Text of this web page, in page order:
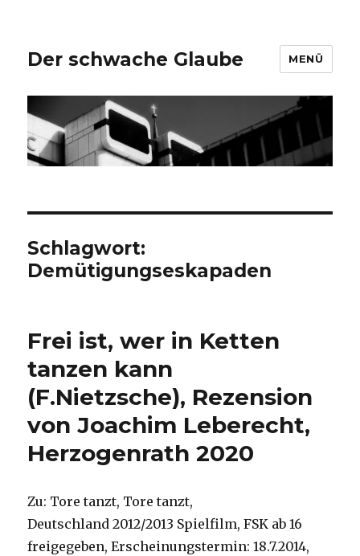
Der schwache Glaube MENÜ
Schlagwort:
Demütigungseskapaden
Frei ist, wer in Ketten
tanzen kann
(F.Nietzsche), Rezension
von Joachim Leberecht,
Herzogenrath 2020
Zu: Tore tanzt, Tore tanzt,
Deutschland 2012/2013 Spielfilm, FSK ab 16
freigegeben, Erscheinungstermin: 18.7.2014,